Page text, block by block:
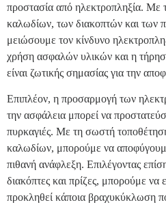
προστασία από ηλεκτροπληξία.
καλωδίων, των διακοπτών και των
μειώσουμε τον κίνδυνο
χρήση ασφαλών υλικών και η
είναι ζωτικής σημασίας για την
Επιπλέον, η προσαρμογή των
την ασφάλεια μπορεί να
πυρκαγιές. Με τη σωστή
καλωδίων, μπορούμε να
πιθανή ανάφλεξη. Επιλέγοντας
διακόπτες και πρίζες, μπορούμε να
προκληθεί κάποια βραχυκύκλωση